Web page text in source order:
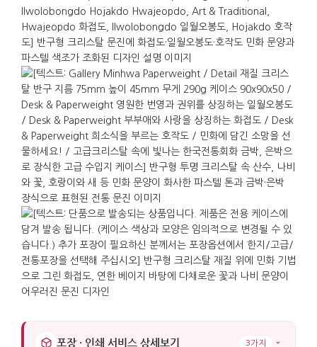
자연의 조화로움과 길상, 기쁨을 상징하는 전통
문양입니다. 정교한 인쇄와 채색으로 표현된 이 문양은
전통 회화의 정서를 현대적 오브제에 담아내어, 부담
없이 한국적 미감을 전할 수 있습니다.
이 문진은 서화 문화에서 비롯된 문방구로서, 단순한
장식품을 넘어 실제 사용되는 물건입니다. 책상 위에서
자주 눈에 띄는 곳에 놓이므로 선물의 의미가 일상
속에 자연스럽게 남습니다. 서재에서 책갈피를
고정하거나 작업실에서 스케치 종이를 눌러두는 등
다양한 용도로 활용할 수 있으며, 전통 문양이면서도
과하게 장식적이지 않아 어떤 책상 환경에도 무난히
어울립니다.
격식 있는 답례나 의전 선물로도 적합합니다.
크리스탈의 투명하고 단단한 인상은 단정한 품위를
전하며, 부피가 작지만 무게감 있는 제품으로 충분히
포장 · 인쇄 서비스 상세보기 3가지